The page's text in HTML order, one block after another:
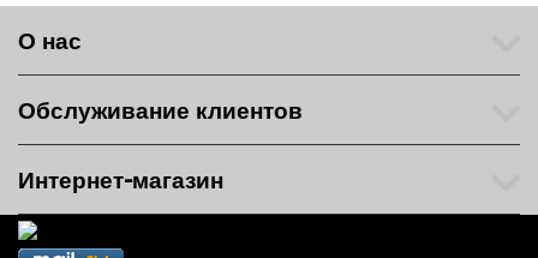
О нас
Обслуживание клиентов
Интернет-магазин